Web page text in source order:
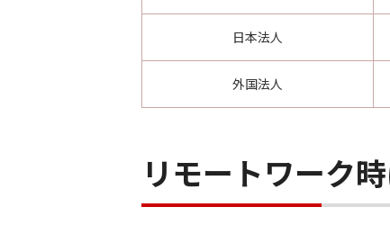
日本法人
外国法人
リモートワーク